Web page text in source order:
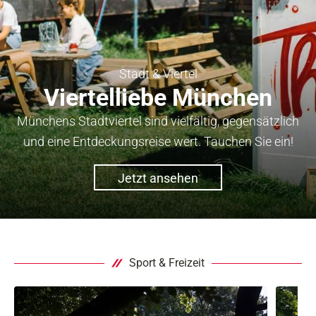
Stadt & Viertel
Viertelliebe München
Münchens Stadtviertel sind vielfältig, gegensätzlich
und eine Entdeckungsreise wert. Tauchen Sie ein!
Jetzt ansehen
Sport & Freizeit